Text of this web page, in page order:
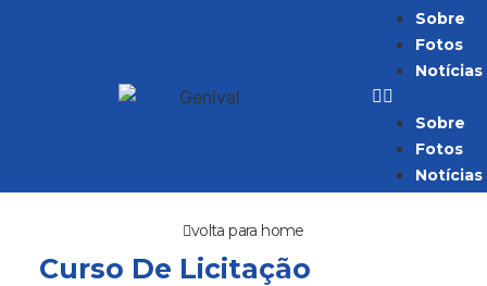
Sobre
Fotos
Notícias
Sobre
Fotos
Notícias
volta para home
Curso De Licitação